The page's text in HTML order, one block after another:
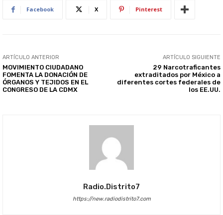
Facebook X Pinterest
ARTÍCULO ANTERIOR
MOVIMIENTO CIUDADANO
FOMENTA LA DONACIÓN DE
ÓRGANOS Y TEJIDOS EN EL
CONGRESO DE LA CDMX
ARTÍCULO SIGUIENTE
29 Narcotraficantes
extraditados por México a
diferentes cortes federales de
los EE.UU.
Radio.distrito7
https://new.radiodistrito7.com